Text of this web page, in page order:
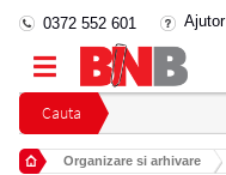
Cauta
0372 552 601 Ajutor
Organizare si arhivare